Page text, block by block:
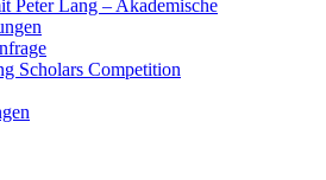
Peter Lang – Akademische
Scholars Competition